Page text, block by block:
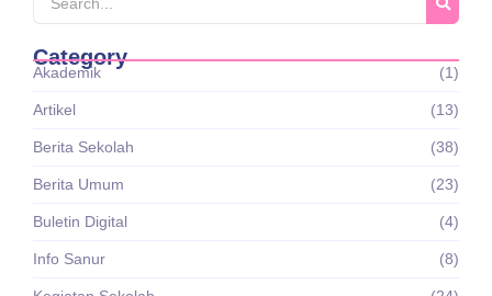
Category
Akademik (1)
Artikel (13)
Berita Sekolah (38)
Berita Umum (23)
Buletin Digital (4)
Info Sanur (8)